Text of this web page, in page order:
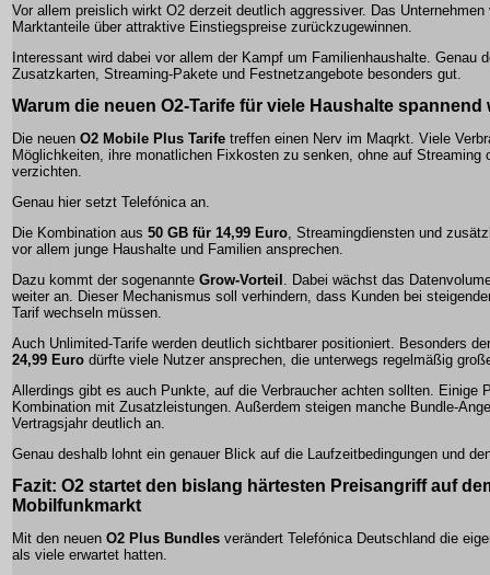
Vor allem preislich wirkt O2 derzeit deutlich aggressiver. Das
Marktanteile über attraktive Einstiegspreise zurückzugewinnen.
Interessant wird dabei vor allem der Kampf um Familienhaushalte. Genau
Zusatzkarten, Streaming-Pakete und Festnetzangebote besonders gut.
Warum die neuen O2-Tarife für viele Haushalte
Die neuen O2 Mobile Plus Tarife treffen einen Nerv im Maqrkt. Viele
Möglichkeiten, ihre monatlichen Fixkosten zu senken, ohne auf Streaming
verzichten.
Genau hier setzt Telefónica an.
Die Kombination aus 50 GB für 14,99 Euro , Streamingdiensten und
vor allem junge Haushalte und Familien ansprechen.
Dazu kommt der sogenannte Grow-Vorteil . Dabei wächst das
weiter an. Dieser Mechanismus soll verhindern, dass Kunden bei
Tarif wechseln müssen.
Auch Unlimited-Tarife werden deutlich sichtbarer positioniert. Besonders
24,99 Euro dürfte viele Nutzer ansprechen, die unterwegs regelmäßig
Allerdings gibt es auch Punkte, auf die Verbraucher achten sollten. Einige
Kombination mit Zusatzleistungen. Außerdem steigen manche Bundle-
Vertragsjahr deutlich an.
Genau deshalb lohnt ein genauer Blick auf die Laufzeitbedingungen und
Fazit: O2 startet den bislang härtesten Preisangriff auf
Mobilfunkmarkt
Mit den neuen O2 Plus Bundles verändert Telefónica Deutschland die
als viele erwartet hatten.